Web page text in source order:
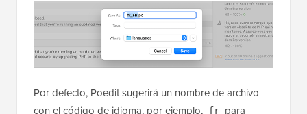
Por defecto, Poedit sugerirá un nombre de archivo
con el código de idioma, por ejemplo, fr para